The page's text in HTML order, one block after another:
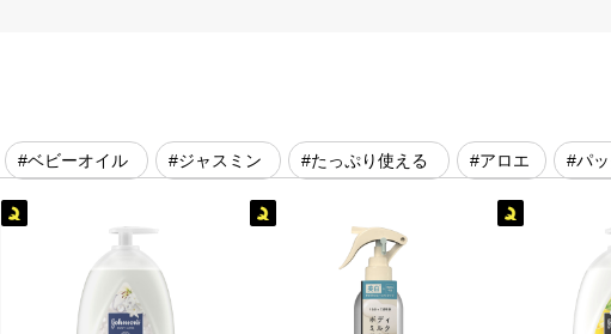
#ベビーオイル #ジャスミン #たっぷり使える #アロエ #パ